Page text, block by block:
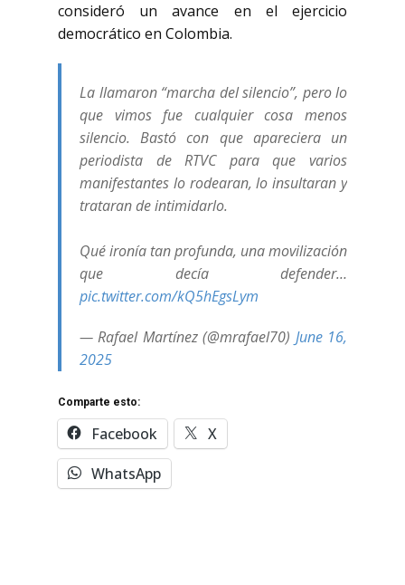
consideró un avance en el ejercicio
democrático en Colombia.
La llamaron “marcha del silencio”, pero lo
que vimos fue cualquier cosa menos
silencio. Bastó con que apareciera un
periodista de RTVC para que varios
manifestantes lo rodearan, lo insultaran y
trataran de intimidarlo.
Qué ironía tan profunda, una movilización
que decía defender…
pic.twitter.com/kQ5hEgsLym
— Rafael Martínez (@mrafael70) June 16,
2025
Comparte esto:
Facebook
X
WhatsApp